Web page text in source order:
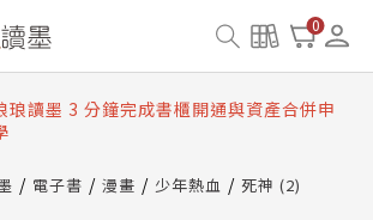
0
琅讀墨數位閱讀資產合併與書櫃開通申請
琅讀墨書櫃開通常見問題
琅讀墨 3 分鐘完成書櫃開通與資產合併申
電子書 漫畫 少年熱血 死神 (2)